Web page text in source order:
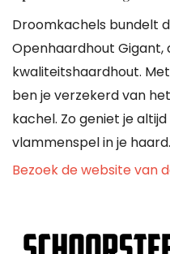
Droomkachels bundelt
Openhaardhout Gigant,
kwaliteitshaardhout.
ben je verzekerd van
kachel. Zo geniet je
vlammenspel in je haard.
Bezoek de website van